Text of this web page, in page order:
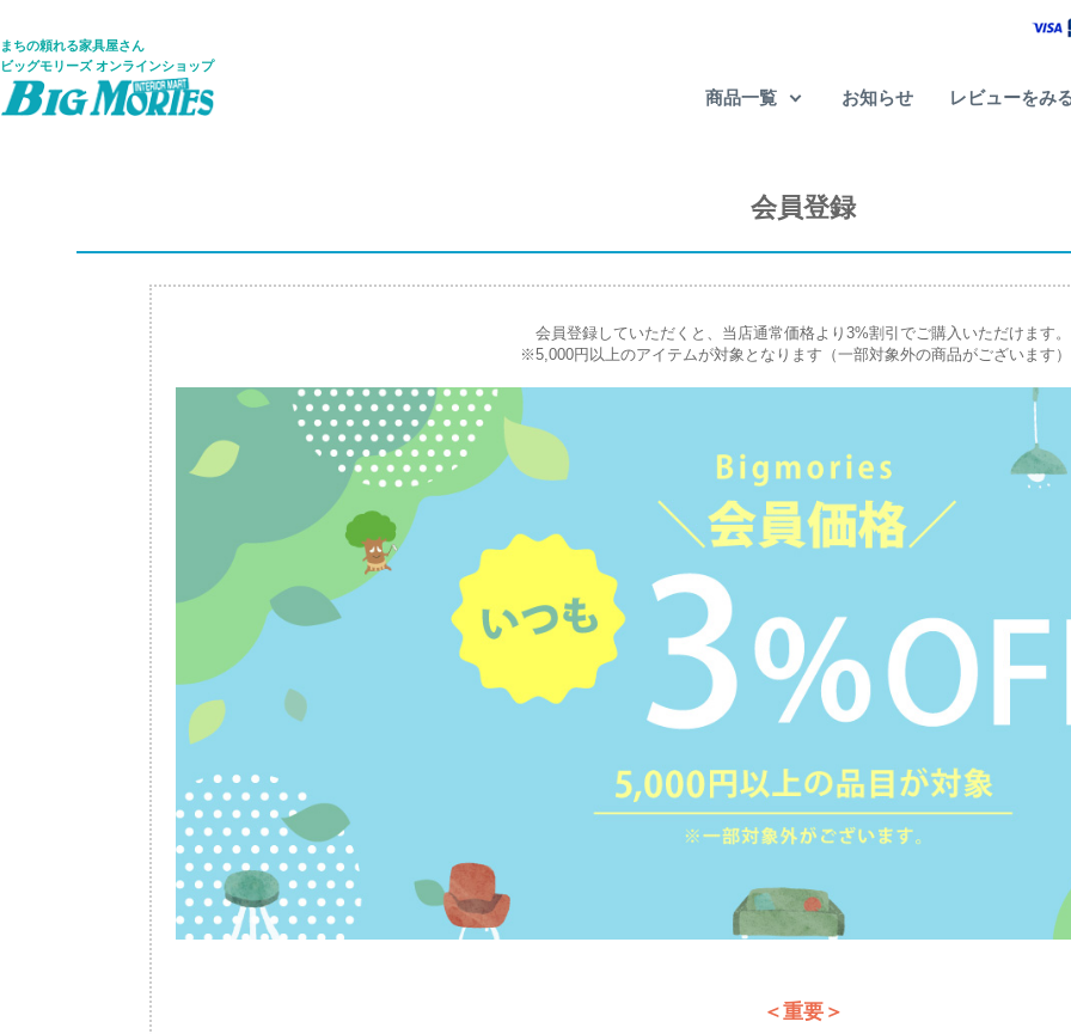
まちの頼れる家具屋さん
ビッグモリーズ オンラインショップ
商品一覧 お知らせ レビューをみ
会員登録
会員登録していただくと、当店通常価格より3%割引でご購入いただけます。
※5,000円以上のアイテムが対象となります（一部対象外の商品がございます）
＜重要＞